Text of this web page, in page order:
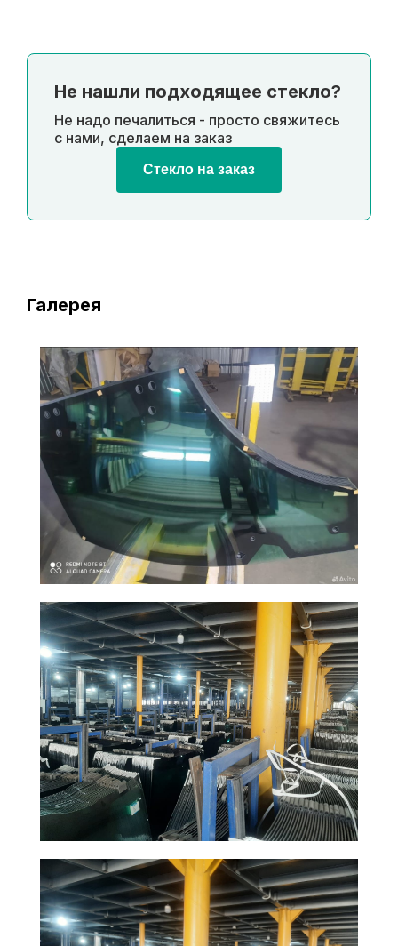
Не нашли подходящее стекло?
Не надо печалиться - просто свяжитесь
с нами, сделаем на заказ
Стекло на заказ
Галерея